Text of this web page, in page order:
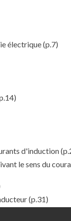
électrique(p.7)
d'induction
le sens du
(p.31)